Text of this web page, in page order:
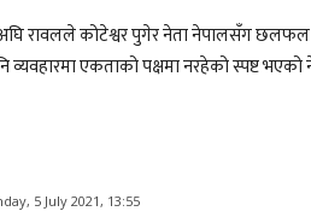
रावलले कोटेश्वर पुगेर नेता नेपालसँग
एकताको पक्षमा नरहेको स्पष्ट
5 July 2021, 13:55